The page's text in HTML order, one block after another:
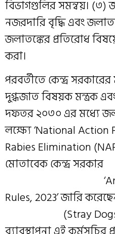
বিভাগগুলির সমন্বয়। (৩)
নজরদারি বৃদ্ধি এবং
জলাতঙ্কের প্রতিরোধ
করা।
পরবর্তীতে কেন্দ্র
দুগ্ধজাত বিষয়ক মন্ত্রক
দফতর ২০৩০ এর মধ্যে
লক্ষ্যে ‘National
Rabies Elimination
মোতাবেক কেন্দ্র সরকার
‘Animal
Rules, 2023’ জারি
(Stray Dogs)